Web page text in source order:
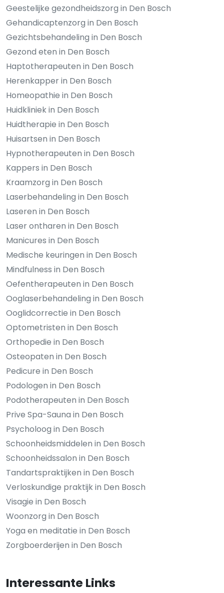
Geestelijke gezondheidszorg in Den Bosch
Gehandicaptenzorg in Den Bosch
Gezichtsbehandeling in Den Bosch
Gezond eten in Den Bosch
Haptotherapeuten in Den Bosch
Herenkapper in Den Bosch
Homeopathie in Den Bosch
Huidkliniek in Den Bosch
Huidtherapie in Den Bosch
Huisartsen in Den Bosch
Hypnotherapeuten in Den Bosch
Kappers in Den Bosch
Kraamzorg in Den Bosch
Laserbehandeling in Den Bosch
Laseren in Den Bosch
Laser ontharen in Den Bosch
Manicures in Den Bosch
Medische keuringen in Den Bosch
Mindfulness in Den Bosch
Oefentherapeuten in Den Bosch
Ooglaserbehandeling in Den Bosch
Ooglidcorrectie in Den Bosch
Optometristen in Den Bosch
Orthopedie in Den Bosch
Osteopaten in Den Bosch
Pedicure in Den Bosch
Podologen in Den Bosch
Podotherapeuten in Den Bosch
Prive Spa-Sauna in Den Bosch
Psycholoog in Den Bosch
Schoonheidsmiddelen in Den Bosch
Schoonheidssalon in Den Bosch
Tandartspraktijken in Den Bosch
Verloskundige praktijk in Den Bosch
Visagie in Den Bosch
Woonzorg in Den Bosch
Yoga en meditatie in Den Bosch
Zorgboerderijen in Den Bosch
Interessante Links